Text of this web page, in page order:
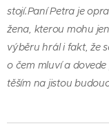
stojí.Paní Petra je
žena, kterou mohu
výběru hrál i fakt, že
o čem mluví a
těším na jistou